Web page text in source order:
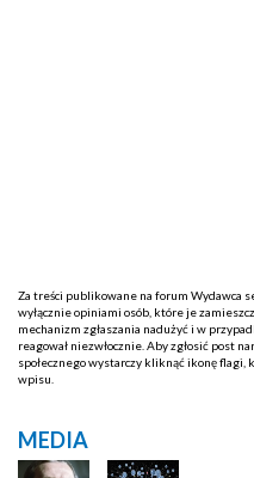
Za treści publikowane na forum Wydawca
wyłącznie opiniami osób, które je
mechanizm zgłaszania nadużyć i w
reagował niezwłocznie. Aby zgłosić post
społecznego wystarczy kliknąć ikonę
wpisu.
MEDIA